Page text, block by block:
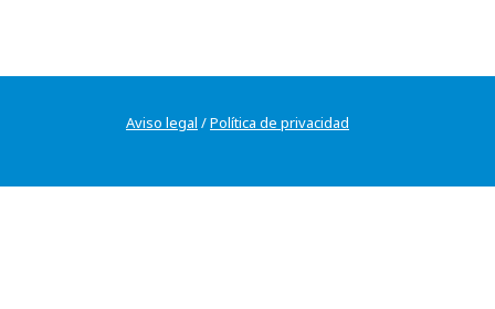
Aviso legal /Política de privacidad